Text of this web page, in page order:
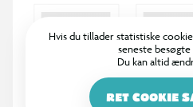
Hvis du tillader statistiske
seneste
Du kan altid
RET COOKIE